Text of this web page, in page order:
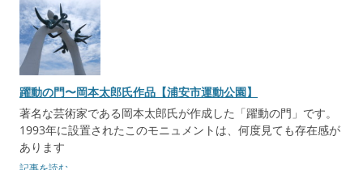
ゲ
ー
シ
ョ
ン
躍動の門〜岡本太郎氏作品【浦安市運動公園】
著名な芸術家である岡本太郎氏が作成した「躍動の門」です。
1993年に設置されたこのモニュメントは、何度見ても存在感が
あります